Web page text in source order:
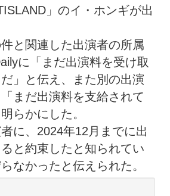
」のイ・ホンギが出
と関連した出演者の所属
に「まだ出演料を受け取
」と伝え、また別の出演
まだ出演料を支給されて
らかにした。
に、2024年12月までに出
と約束したと知られてい
なかったと伝えられた。